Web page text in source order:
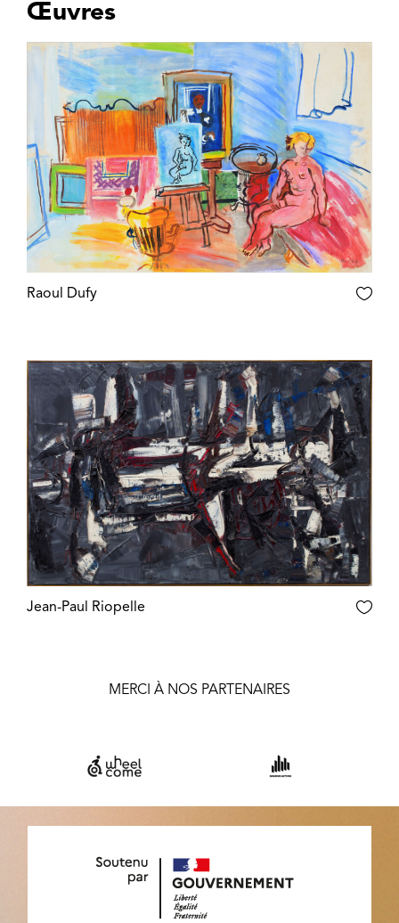
Œuvres
Raoul Dufy
Jean-Paul Riopelle
MERCI À NOS PARTENAIRES